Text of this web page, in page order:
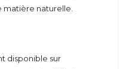
matière naturelle.
disponible sur